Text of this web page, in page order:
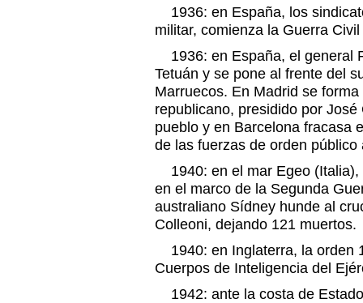
1936: en España, los
militar, comienza la Guerra
1936: en España, el general
Tetuán y se pone al frente del
Marruecos. En Madrid se
republicano, presidido por
pueblo y en Barcelona fracasa
de las fuerzas de orden
1940: en el mar Egeo (Italia),
en el marco de la Segunda
australiano Sídney hunde al
Colleoni, dejando 121 muertos.
1940: en Inglaterra, la orden
Cuerpos de Inteligencia del
1942: ante la costa de